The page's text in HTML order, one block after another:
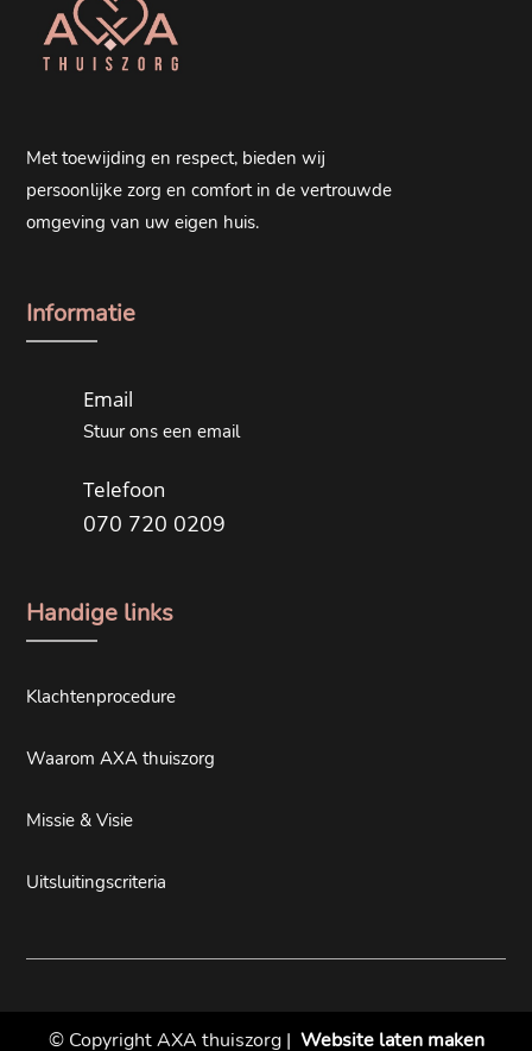
Met toewijding en respect, bieden wij
persoonlijke zorg en comfort in de vertrouwde
omgeving van uw eigen huis.
Informatie
Email
Stuur ons een email
Telefoon
070 720 0209
Handige links
Klachtenprocedure
Waarom AXA thuiszorg
Missie & Visie
Uitsluitingscriteria
© Copyright AXA thuiszorg | Website laten maken